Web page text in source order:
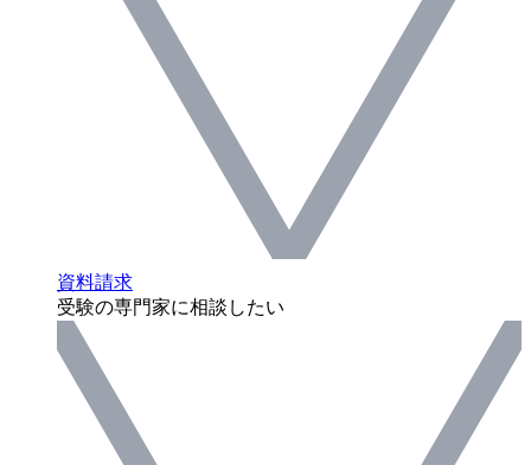
資料請求
受験の専門家に相談したい